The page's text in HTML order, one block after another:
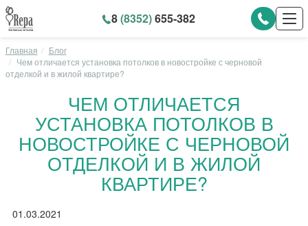
8(8352)655-382
Главная
Блог
Чем отличается установка потолков в новостройке с черновой
отделкой и в жилой квартире?
ЧЕМ ОТЛИЧАЕТСЯ
УСТАНОВКА ПОТОЛКОВ В
НОВОСТРОЙКЕ С ЧЕРНОВОЙ
ОТДЕЛКОЙ И В ЖИЛОЙ
КВАРТИРЕ?
01.03.2021